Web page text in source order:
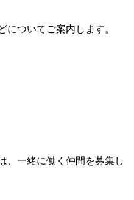
についてご案内します。
、一緒に働く仲間を募集し